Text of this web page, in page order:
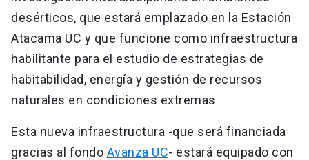
desérticos, que estará emplazado en la Estación
Atacama UC y que funcione como infraestructura
habilitante para el estudio de estrategias de
habitabilidad, energía y gestión de recursos
naturales en condiciones extremas
Esta nueva infraestructura -que será financiada
gracias al fondo Avanza UC- estará equipado con